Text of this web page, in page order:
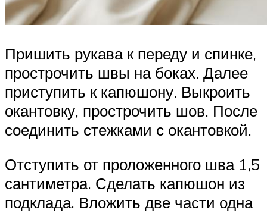
Пришить рукава к переду и спинке,
прострочить швы на боках. Далее
приступить к капюшону. Выкроить
окантовку, прострочить шов. После
соединить стежками с окантовкой.
Отступить от проложенного шва 1,5
сантиметра. Сделать капюшон из
подклада. Вложить две части одна